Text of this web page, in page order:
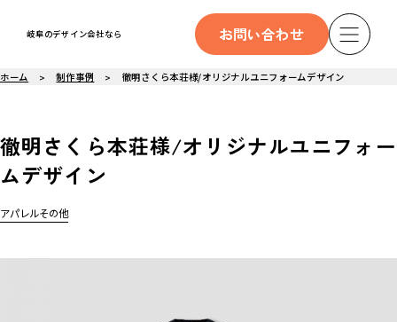
岐阜のデザイン会社なら お問い合わせ
ホーム 制作事例 徹明さくら本荘様/オリジナルユニフォームデザイン
徹明さくら本荘様/オリジナルユニフォー
ムデザイン
アパレルその他